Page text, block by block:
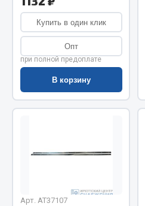
Весь раздел
Цепи подъёмные
Весь раздел
Паронит
Купить в один клик
Опт
при полной предоплате
В корзину
Арт. AT37107